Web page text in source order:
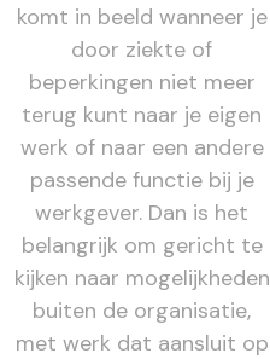
komt in beeld wanneer je
door ziekte of
beperkingen niet meer
terug kunt naar je eigen
werk of naar een andere
passende functie bij je
werkgever. Dan is het
belangrijk om gericht te
kijken naar mogelijkheden
buiten de organisatie,
met werk dat aansluit op